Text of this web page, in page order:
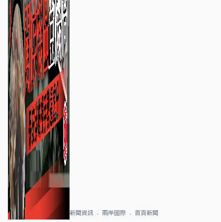
新聞資訊 兩岸國際 首頁新聞